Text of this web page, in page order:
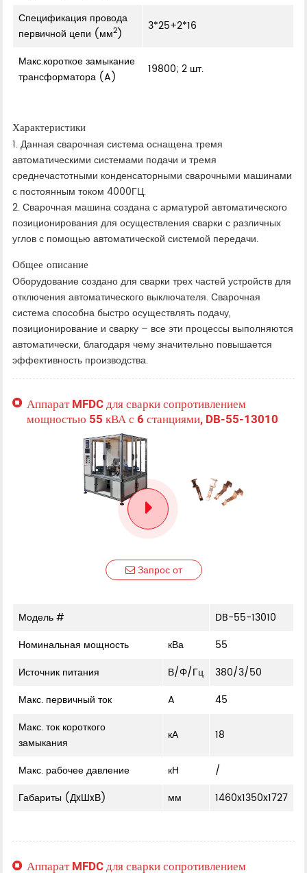
Спецификация провода
первичной цепи (мм2)
3*25+2*16
Макс.короткое замыкание
трансформатора (A)
19800; 2 шт.
Характеристики
1. Данная сварочная система оснащена тремя
автоматическими системами подачи и тремя
среднечастотными конденсаторными сварочными машинами
с постоянным током 4000ГЦ.
2. Сварочная машина создана с арматурой автоматического
позиционирования для осуществления сварки с различных
углов с помощью автоматической системой передачи.
Общее описание
Оборудование создано для сварки трех частей устройств для
отключения автоматического выключателя. Сварочная
система способна быстро осуществлять подачу,
позиционирование и сварку – все эти процессы выполняются
автоматически, благодаря чему значительно повышается
эффективность производства.
Аппарат MFDC для сварки сопротивлением
мощностью 55 кВА с 6 станциями, DB-55-13010
Запрос от
Модель #
DB-55-13010
Номинальная мощность
кВа
55
Источник питания
В/Φ/Гц
380/3/50
Макс. первичный ток
A
45
Макс. ток короткого
замыкания
кА 18
Макс. рабочее давление кН
/
Габариты (ДxШxВ)
мм 1460x1350x1727
Аппарат MFDC для сварки сопротивлением